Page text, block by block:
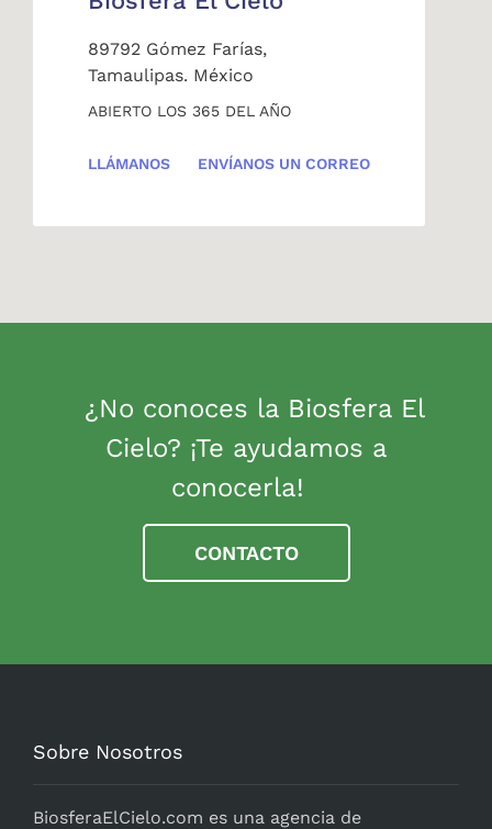
89792 Gómez Farías,
Tamaulipas. México
ABIERTO LOS 365 DEL AÑO
LLÁMANOS ENVÍANOS UN CORREO
¿No conoces la Biosfera El
Cielo? ¡Te ayudamos a
conocerla!
CONTACTO
Sobre Nosotros
BiosferaElCielo.com es una agencia de